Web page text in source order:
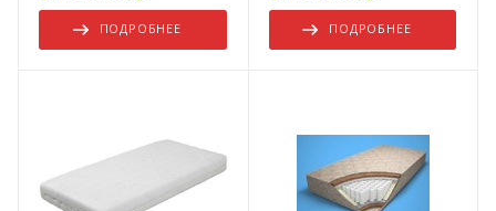
ПОДРОБНЕЕ ПОДРОБНЕЕ